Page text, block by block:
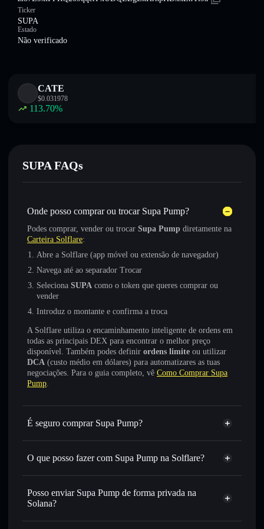
Ticker
SUPA
Estado
Não verificado
CATE
$0.031978
113.70%
SUPA FAQs
Onde posso comprar ou trocar Supa Pump?
Podes comprar, vender ou trocar Supa Pump diretamente na
Carteira Solflare:
Abre a Solflare (app móvel ou extensão de navegador)
Navega até ao separador Trocar
Seleciona SUPA como o token que queres comprar ou
vender
Introduz o montante e confirma a troca
A Solflare utiliza o encaminhamento inteligente de ordens em
todas as principais DEX para encontrar o melhor preço
disponível. Também podes definir ordens limite ou utilizar
DCA (custo médio em dólares) para automatizares as tuas
negociações. Para o guia completo, vê Como Comprar Supa
Pump.
É seguro comprar Supa Pump?
Supa Pump não está verificado
O que posso fazer com Supa Pump na Solflare?
Supa Pump
Carteira Solflare
Trocar instantaneamente— trocar SUPA por SOL,
USDC ou milhares de outros tokens Solana com
melhor preço disponível
Posso enviar Supa Pump de forma privada na
Solana?
Agregador de Privacidade